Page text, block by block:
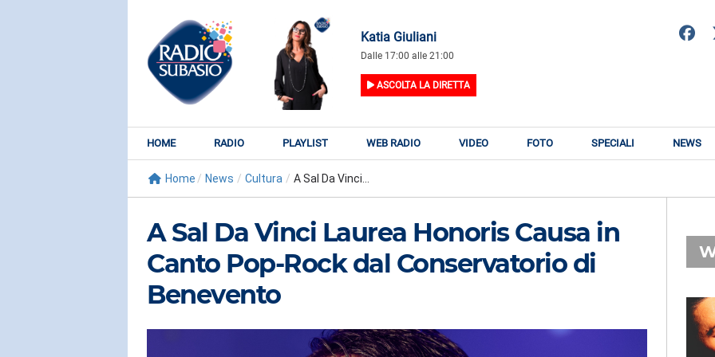
Katia Giuliani
Dalle 17:00 alle 21:00
ASCOLTA LA DIRETTA
HOME RADIO PLAYLIST WEB RADIO VIDEO FOTO SPECIALI NEWS
Home / News / Cultura / A Sal Da Vinci...
A Sal Da Vinci Laurea Honoris Causa in
Canto Pop-Rock dal Conservatorio di
Benevento
KATY PERRY
Watch It Burn